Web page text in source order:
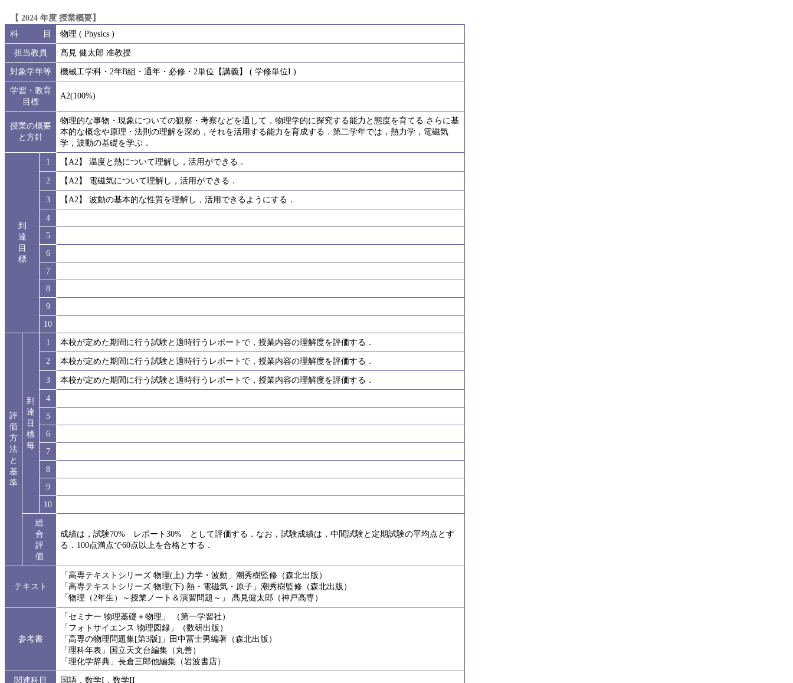
【 2024 年度 授業概要】
科 目
物理 ( Physics )
担当教員
髙見 健太郎 准教授
対象学年等
機械工学科・2年B組・通年・必修・2単位【講義】 ( 学修単位I )
学習・教育
目標
A2(100%)
授業の概要
と方針
物理的な事物・現象についての観察・考察などを通して，物理学的に探究する能力と態度を育てる.さらに基
本的な概念や原理・法則の理解を深め，それを活用する能力を育成する．第二学年では，熱力学，電磁気
学，波動の基礎を学ぶ．
到
達
目
標
1
【A2】 温度と熱について理解し，活用ができる．
2
【A2】 電磁気について理解し，活用ができる．
3
【A2】 波動の基本的な性質を理解し，活用できるようにする．
4
5
6
7
8
9
10
評
価
方
法
と
基
準
到
達
目
標
毎
1
本校が定めた期間に行う試験と適時行うレポートで，授業内容の理解度を評価する．
2
本校が定めた期間に行う試験と適時行うレポートで，授業内容の理解度を評価する．
3
本校が定めた期間に行う試験と適時行うレポートで，授業内容の理解度を評価する．
4
5
6
7
8
9
10
総
合
評
価
成績は，試験70% レポート30% として評価する．なお，試験成績は，中間試験と定期試験の平均点とす
る．100点満点で60点以上を合格とする．
テキスト
「高専テキストシリーズ 物理(上) 力学・波動」潮秀樹監修（森北出版）
「高専テキストシリーズ 物理(下) 熱・電磁気・原子」潮秀樹監修（森北出版）
「物理（2年生）～授業ノート＆演習問題～」 髙見健太郎（神戸高専）
参考書
「セミナー 物理基礎＋物理」 （第一学習社）
「フォトサイエンス 物理図録」（数研出版）
「高専の物理問題集[第3版]」田中冨士男編著（森北出版）
「理科年表」国立天文台編集（丸善）
「理化学辞典」長倉三郎他編集（岩波書店）
関連科目
国語，数学I，数学II